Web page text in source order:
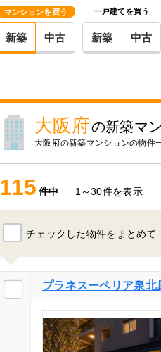
マンションを買う
新築 中古
一戸建てを買う
新築 中古
大阪府の新築マ
大阪府の新築マンションの物件
115 件中 1～30件を表示
チェックした物件をまとめて
プラネスーペリア泉北